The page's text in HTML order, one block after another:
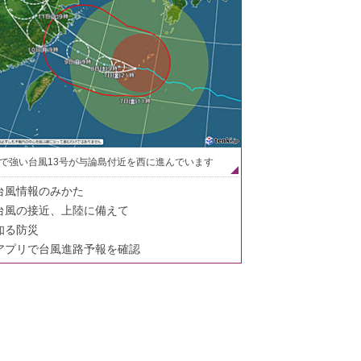
強い台風13号が与論島付近を西に進んでいます
風情報のみかた
風の接近、上陸に備えて
る防災
プリで台風進路予報を確認